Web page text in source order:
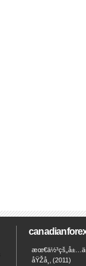
åŸŽå¸‚ (2011)